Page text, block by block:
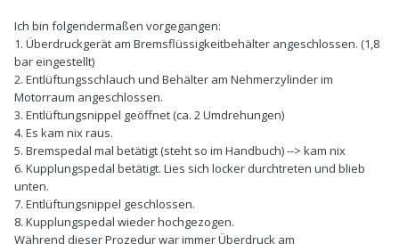
Ich bin folgendermaßen vorgegangen:
1. Überdruckgerät am Bremsflüssigkeitbehälter angeschlossen. (1,8
bar eingestellt)
2. Entlüftungsschlauch und Behälter am Nehmerzylinder im
Motorraum angeschlossen.
3. Entlüftungsnippel geöffnet (ca. 2 Umdrehungen)
4. Es kam nix raus.
5. Bremspedal mal betätigt (steht so im Handbuch) --> kam nix
6. Kupplungspedal betätigt. Lies sich locker durchtreten und blieb
unten.
7. Entlüftungsnippel geschlossen.
8. Kupplungspedal wieder hochgezogen.
Während dieser Prozedur war immer Überdruck am